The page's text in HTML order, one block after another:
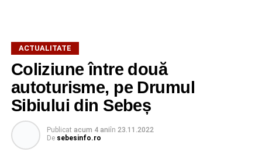
ACTUALITATE
Coliziune între două
autoturisme, pe Drumul
Sibiului din Sebeș
Publicat acum 4 aniîn 23.11.2022
De sebesinfo.ro